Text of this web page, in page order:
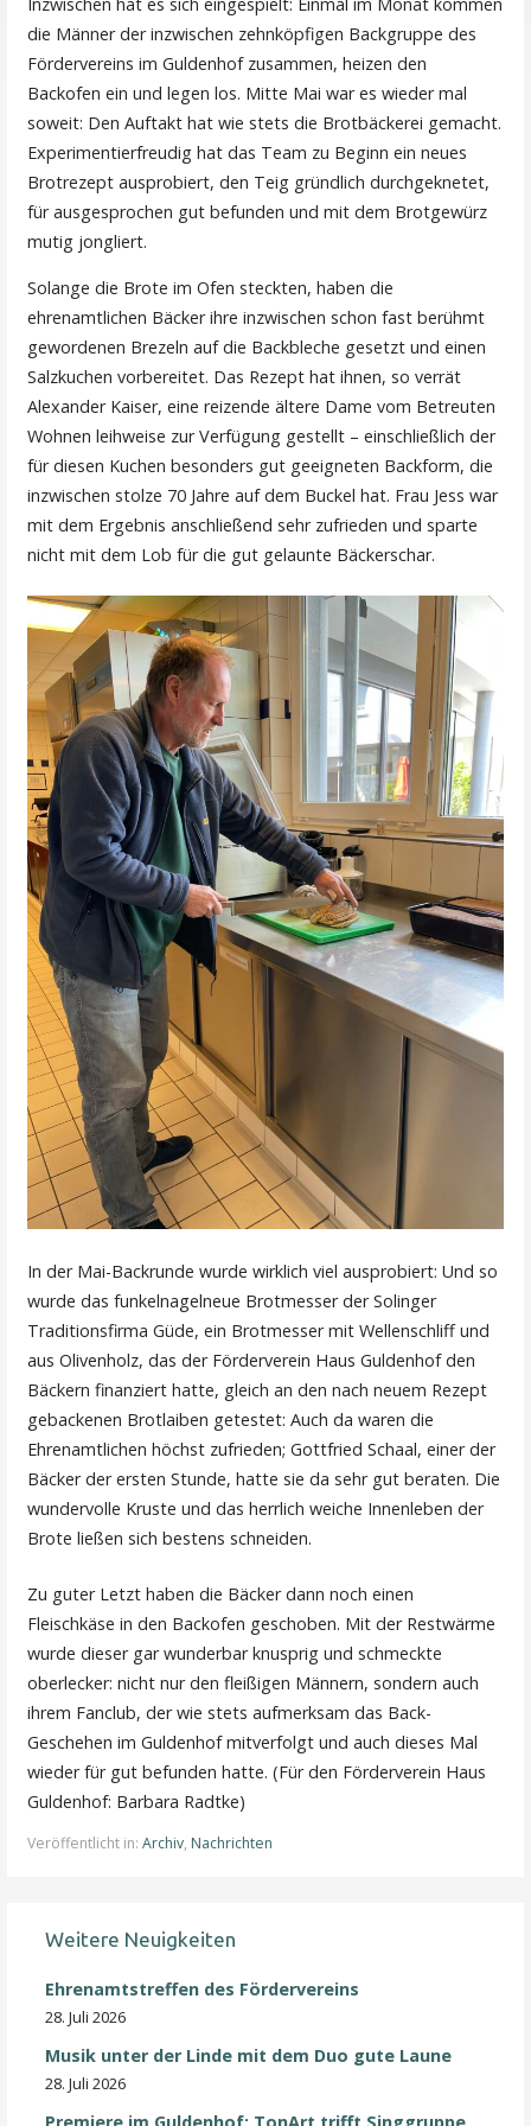
die Männer der inzwischen zehnköpfigen Backgruppe des
Fördervereins im Guldenhof zusammen, heizen den
Backofen ein und legen los. Mitte Mai war es wieder mal
soweit: Den Auftakt hat wie stets die Brotbäckerei gemacht.
Experimentierfreudig hat das Team zu Beginn ein neues
Brotrezept ausprobiert, den Teig gründlich durchgeknetet,
für ausgesprochen gut befunden und mit dem Brotgewürz
mutig jongliert.
Solange die Brote im Ofen steckten, haben die
ehrenamtlichen Bäcker ihre inzwischen schon fast berühmt
gewordenen Brezeln auf die Backbleche gesetzt und einen
Salzkuchen vorbereitet. Das Rezept hat ihnen, so verrät
Alexander Kaiser, eine reizende ältere Dame vom Betreuten
Wohnen leihweise zur Verfügung gestellt – einschließlich der
für diesen Kuchen besonders gut geeigneten Backform, die
inzwischen stolze 70 Jahre auf dem Buckel hat. Frau Jess war
mit dem Ergebnis anschließend sehr zufrieden und sparte
nicht mit dem Lob für die gut gelaunte Bäckerschar.
In der Mai-Backrunde wurde wirklich viel ausprobiert: Und so
wurde das funkelnagelneue Brotmesser der Solinger
Traditionsfirma Güde, ein Brotmesser mit Wellenschliff und
aus Olivenholz, das der Förderverein Haus Guldenhof den
Bäckern finanziert hatte, gleich an den nach neuem Rezept
gebackenen Brotlaiben getestet: Auch da waren die
Ehrenamtlichen höchst zufrieden; Gottfried Schaal, einer der
Bäcker der ersten Stunde, hatte sie da sehr gut beraten. Die
wundervolle Kruste und das herrlich weiche Innenleben der
Brote ließen sich bestens schneiden.
Zu guter Letzt haben die Bäcker dann noch einen
Fleischkäse in den Backofen geschoben. Mit der Restwärme
wurde dieser gar wunderbar knusprig und schmeckte
oberlecker: nicht nur den fleißigen Männern, sondern auch
ihrem Fanclub, der wie stets aufmerksam das Back-
Geschehen im Guldenhof mitverfolgt und auch dieses Mal
wieder für gut befunden hatte. (Für den Förderverein Haus
Guldenhof: Barbara Radtke)
Veröffentlicht in:Archiv, Nachrichten
Weitere Neuigkeiten
Ehrenamtstreffen des Fördervereins
28. Juli 2026
Musik unter der Linde mit dem Duo gute Laune
28. Juli 2026